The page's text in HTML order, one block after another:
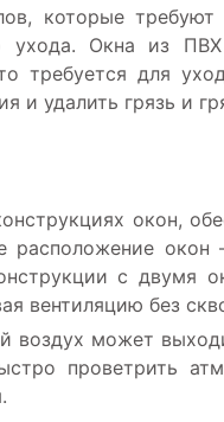
которые
ухода. Окна из
требуется для
и удалить грязь и
окон,
расположение окон
с двумя
вентиляцию без
воздух может
проветрить